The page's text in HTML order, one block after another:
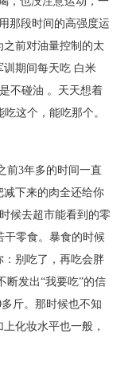
那段时间的高强度运
前对油量控制的太
训期间每天吃 白米
不碰油 。天天想着
这个，能吃那个。
前3年多的时间一直
下来的肉全还给你
候去超市能看到的零
干零食。暴食的时候
：别吃了，再吃会胖
断发出“我要吃”的信
斤。那时候也不知
化妆水平也一般，